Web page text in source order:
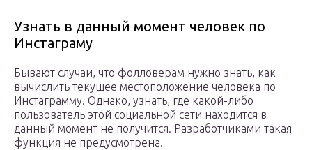
Узнать в данный момент человек по
Инстаграму
Бывают случаи, что фолловерам нужно знать, как
вычислить текущее местоположение человека по
Инстаграмму. Однако, узнать, где какой-либо
пользователь этой социальной сети находится в
данный момент не получится. Разработчиками такая
функция не предусмотрена.